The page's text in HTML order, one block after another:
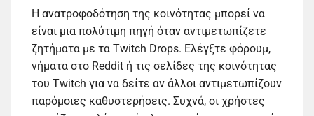
Η ανατροφοδότηση της κοινότητας μπορεί να
είναι μια πολύτιμη πηγή όταν αντιμετωπίζετε
ζητήματα με τα Twitch Drops. Ελέγξτε φόρουμ,
νήματα στο Reddit ή τις σελίδες της κοινότητας
του Twitch για να δείτε αν άλλοι αντιμετωπίζουν
παρόμοιες καθυστερήσεις. Συχνά, οι χρήστες